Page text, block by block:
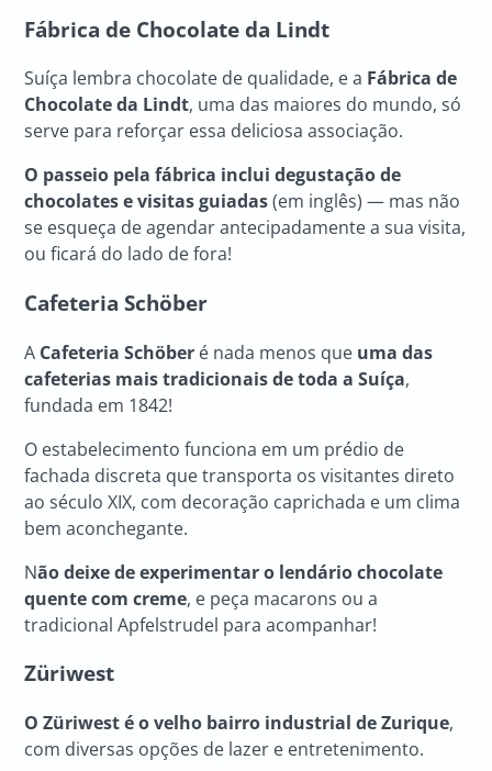
Fábrica de Chocolate da Lindt
Suíça lembra chocolate de qualidade, e a Fábrica de
Chocolate da Lindt, uma das maiores do mundo, só
serve para reforçar essa deliciosa associação.
O passeio pela fábrica inclui degustação de
chocolates e visitas guiadas(em inglês) — mas não
se esqueça de agendar antecipadamente a sua visita,
ou ficará do lado de fora!
Cafeteria Schöber
A Cafeteria Schöber é nada menos que uma das
cafeterias mais tradicionais de toda a Suíça,
fundada em 1842!
O estabelecimento funciona em um prédio de
fachada discreta que transporta os visitantes direto
ao século XIX, com decoração caprichada e um clima
bem aconchegante.
Não deixe de experimentar o lendário chocolate
quente com creme, e peça macarons ou a
tradicional Apfelstrudel para acompanhar!
Züriwest
O Züriwest é o velho bairro industrial de Zurique,
com diversas opções de lazer e entretenimento.